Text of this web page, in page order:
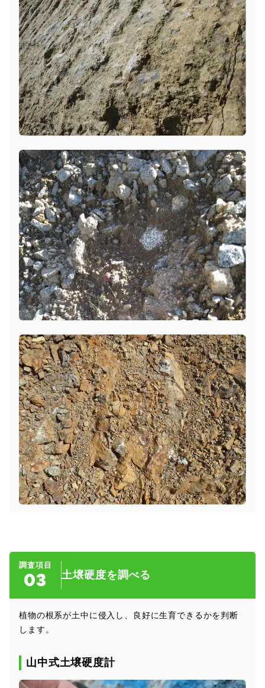
調査項目
03 土壌硬度を調べる
植物の根系が土中に侵入し、良好に生育できるかを判断
します。
山中式土壌硬度計